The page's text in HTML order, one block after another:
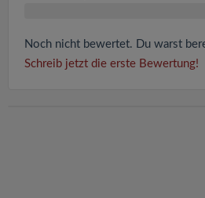
Noch nicht bewertet. Du warst
Schreib jetzt die erste Bewertung!